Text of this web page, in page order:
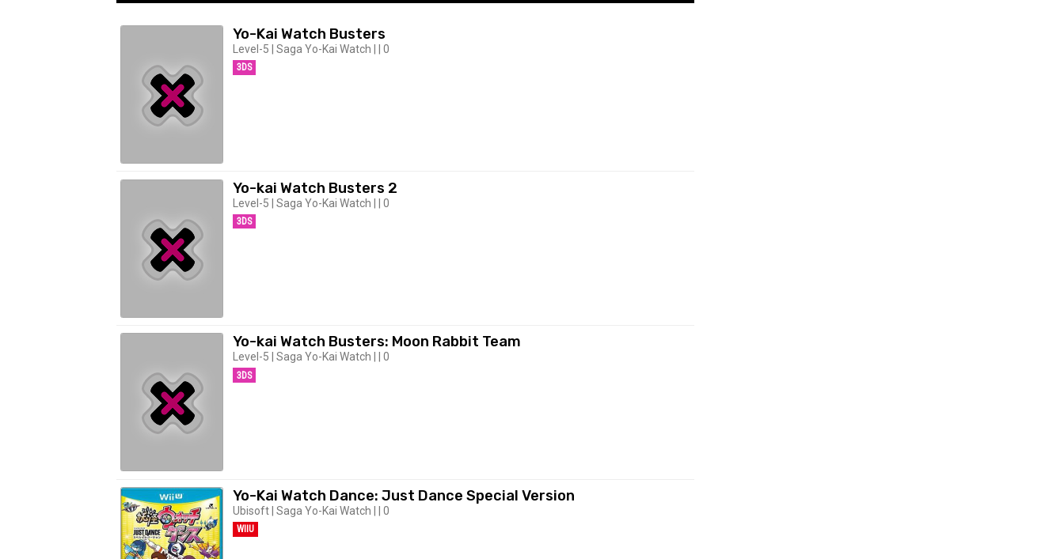
Yo-Kai Watch Busters
Level-5 | Saga Yo-Kai Watch | | 0
3DS
Yo-kai Watch Busters 2
Level-5 | Saga Yo-Kai Watch | | 0
3DS
Yo-kai Watch Busters: Moon Rabbit Team
Level-5 | Saga Yo-Kai Watch | | 0
3DS
Yo-Kai Watch Dance: Just Dance Special Version
Ubisoft | Saga Yo-Kai Watch | | 0
WIIU